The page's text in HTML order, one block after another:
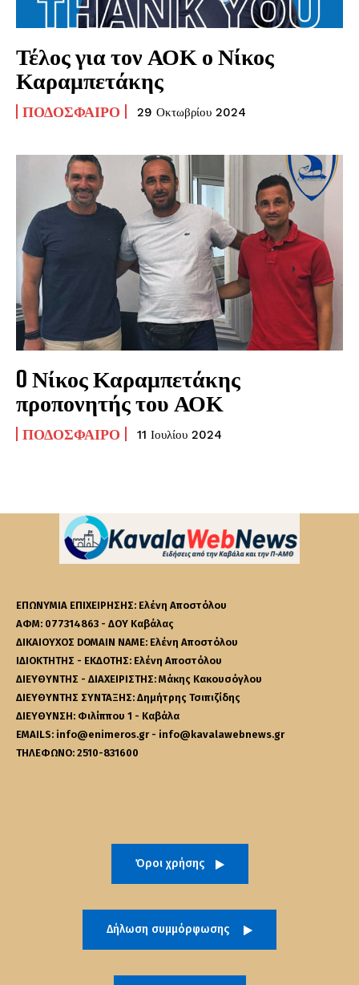
Τέλος για τον ΑΟΚ ο Νίκος
Καραμπετάκης
ΠΟΔΌΣΦΑΙΡΟ 29 Οκτωβρίου 2024
O Νίκος Καραμπετάκης
προπονητής του ΑΟΚ
ΠΟΔΌΣΦΑΙΡΟ 11 Ιουλίου 2024
ΕΠΩΝΥΜΙΑ ΕΠΙΧΕΙΡΗΣΗΣ: Ελένη Αποστόλου
ΑΦΜ: 077314863 - ΔΟΥ Καβάλας
ΔΙΚΑΙΟΥΧΟΣ DOMAIN NAME: Ελένη Αποστόλου
ΙΔΙΟΚΤΗΤΗΣ - ΕΚΔΟΤΗΣ: Ελένη Αποστόλου
ΔΙΕΥΘΥΝΤΗΣ - ΔΙΑΧΕΙΡΙΣΤΗΣ: Μάκης Κακουσόγλου
ΔΙΕΥΘΥΝΤΗΣ ΣΥΝΤΑΞΗΣ: Δημήτρης Τσιπιζίδης
ΔΙΕΥΘΥΝΣΗ: Φιλίππου 1 - Καβάλα
EMAILS: info@enimeros.gr - info@kavalawebnews.gr
ΤΗΛΕΦΩΝΟ: 2510-831600
Όροι χρήσης
Δήλωση συμμόρφωσης